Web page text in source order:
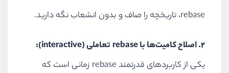
rebase، تاریخچه را صاف و بدون انشعاب نگه دارید.
۲. اصلاح کامیت‌ها با rebase تعاملی (interactive):
یکی از کاربردهای قدرتمند rebase زمانی است که